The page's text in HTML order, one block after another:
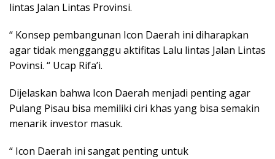
lintas Jalan Lintas Provinsi.
“ Konsep pembangunan Icon Daerah ini diharapkan
agar tidak mengganggu aktifitas Lalu lintas Jalan Lintas
Povinsi. “ Ucap Rifa’i.
Dijelaskan bahwa Icon Daerah menjadi penting agar
Pulang Pisau bisa memiliki ciri khas yang bisa semakin
menarik investor masuk.
“ Icon Daerah ini sangat penting untuk